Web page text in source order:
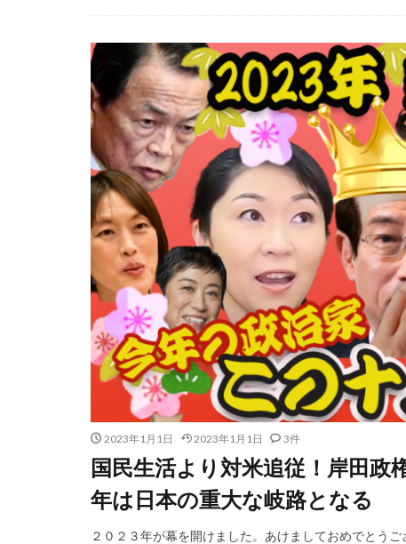
2023年1月1日 2023年1月1日 3件
国民生活より対米追従！岸田政
年は日本の重大な岐路となる
２０２３年が幕を開けました。あけましておめでとう